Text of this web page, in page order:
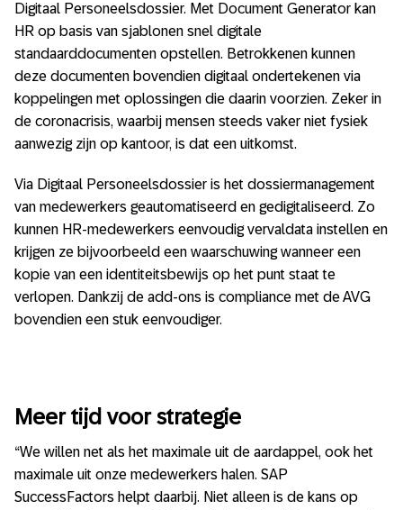
Digitaal Personeelsdossier. Met Document Generator kan
HR op basis van sjablonen snel digitale
standaarddocumenten opstellen. Betrokkenen kunnen
deze documenten bovendien digitaal ondertekenen via
koppelingen met oplossingen die daarin voorzien. Zeker in
de coronacrisis, waarbij mensen steeds vaker niet fysiek
aanwezig zijn op kantoor, is dat een uitkomst.
Via Digitaal Personeelsdossier is het dossiermanagement
van medewerkers geautomatiseerd en gedigitaliseerd. Zo
kunnen HR-medewerkers eenvoudig vervaldata instellen en
krijgen ze bijvoorbeeld een waarschuwing wanneer een
kopie van een identiteitsbewijs op het punt staat te
verlopen. Dankzij de add-ons is compliance met de AVG
bovendien een stuk eenvoudiger.
Meer tijd voor strategie
“We willen net als het maximale uit de aardappel, ook het
maximale uit onze medewerkers halen. SAP
SuccessFactors helpt daarbij. Niet alleen is de kans op